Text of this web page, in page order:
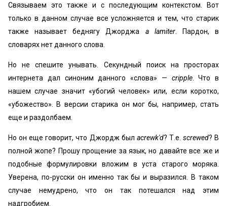
Связываем это также и с последующим контекстом. Вот
только в данном случае все усложняется и тем, что старик
также называет беднягу Джорджа a lamiter. Пардон, в
словарях нет данного слова.
Но не спешите унывать. Секундный поиск на просторах
интернета дал синоним данного «слова» — cripple. Что в
нашем случае значит «убогий человек» или, если коротко,
«убожество». В версии старика он мог бы, например, стать
еще и раздолбаем.
Но он еще говорит, что Джордж был acrewk'd? Т.е. screwed? В
полной жопе? Прошу прощение за язык, но давайте все же и
подобные формулировки вложим в уста старого моряка.
Уверена, по-русски он именно так бы и выразился. В таком
случае немудрено, что он так потешался над этим
надгробием.